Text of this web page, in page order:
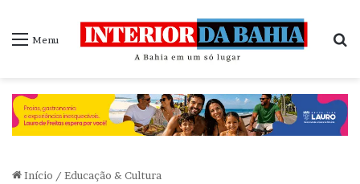
Menu
Início / Educação & Cultura